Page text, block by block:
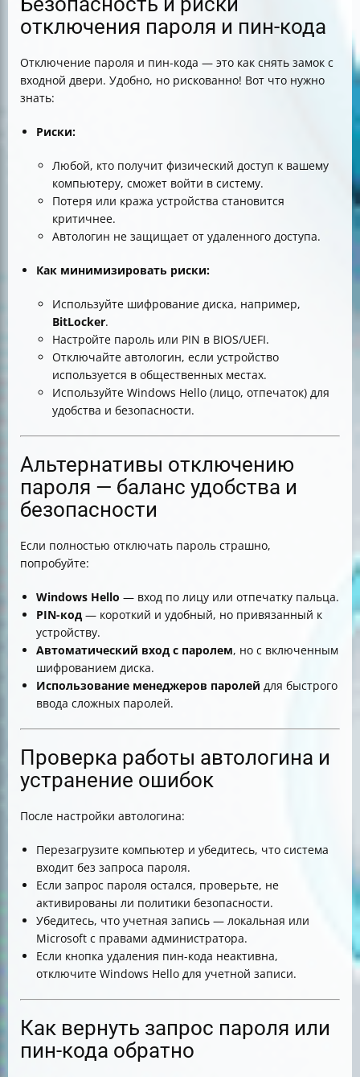
отключения пароля и пин-кода
Отключение пароля и пин-кода — это как снять замок с
входной двери. Удобно, но рискованно! Вот что нужно
знать:
Риски:
Любой, кто получит физический доступ к вашему
компьютеру, сможет войти в систему.
Потеря или кража устройства становится
критичнее.
Автологин не защищает от удаленного доступа.
Как минимизировать риски:
Используйте шифрование диска, например,
BitLocker.
Настройте пароль или PIN в BIOS/UEFI.
Отключайте автологин, если устройство
используется в общественных местах.
Используйте Windows Hello (лицо, отпечаток) для
удобства и безопасности.
Альтернативы отключению
пароля — баланс удобства и
безопасности
Если полностью отключать пароль страшно,
попробуйте:
Windows Hello — вход по лицу или отпечатку пальца.
PIN-код — короткий и удобный, но привязанный к
устройству.
Автоматический вход с паролем, но с включенным
шифрованием диска.
Использование менеджеров паролей для быстрого
ввода сложных паролей.
Проверка работы автологина и
устранение ошибок
После настройки автологина:
Перезагрузите компьютер и убедитесь, что система
входит без запроса пароля.
Если запрос пароля остался, проверьте, не
активированы ли политики безопасности.
Убедитесь, что учетная запись — локальная или
Microsoft с правами администратора.
Если кнопка удаления пин-кода неактивна,
отключите Windows Hello для учетной записи.
Как вернуть запрос пароля или
пин-кода обратно